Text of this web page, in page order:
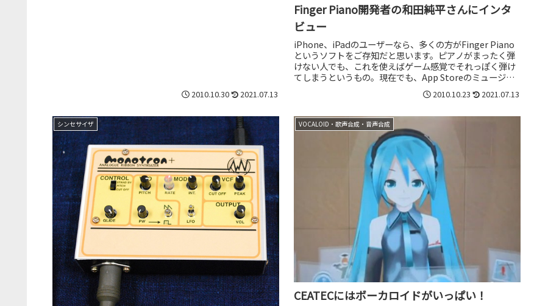
2010.10.30 2021.07.13
Finger Piano開発者の和田純平さんにインタ
ビュー
iPhone、iPadのユーザーなら、多くの方がFinger Piano
というソフトをご存知だと思います。ピアノがまったく弾
けない人でも、これを使えばゲーム感覚でそれっぽく弾け
てしまうというもの。現在でも、App Storeのミュージッ
2010.10.23 2021.07.13
シンセサイザ VOCALOID・歌声合成・音声合成
CEATECにはボーカロイドがいっぱい！